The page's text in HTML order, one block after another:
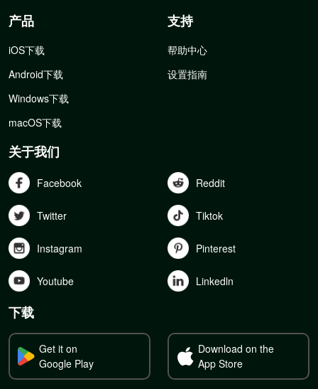
产品
iOS下载
Android下载
Windows下载
macOS下载
支持
帮助中心
设置指南
关于我们
Facebook Reddit
Twitter Tiktok
Instagram Pinterest
Youtube Linkedln
下载
Get it on
Google Play
Download on the
App Store